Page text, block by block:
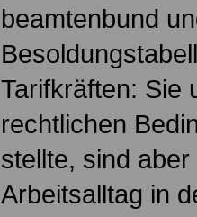
beamtenbund
Tarifkräften: Sie
rechtlichen
stellte, sind
Arbeitsalltag in